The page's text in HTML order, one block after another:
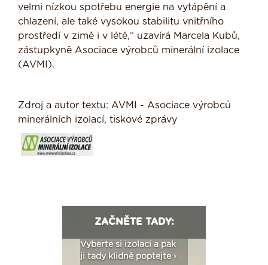
velmi nízkou spotřebu energie na vytápění a
chlazení, ale také vysokou stabilitu vnitřního
prostředí v zimě i v létě,“ uzavírá Marcela Kubů,
zástupkyně Asociace výrobců minerální izolace
(AVMI).
Zdroj a autor textu: AVMI - Asociace výrobců
minerálních izolací, tiskové zprávy
ZAČNĚTE TADY:
Vyberte si izolaci a pak
ji tady klidně poptejte ›